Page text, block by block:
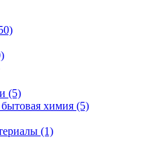
(5)
химия (5)
(1)